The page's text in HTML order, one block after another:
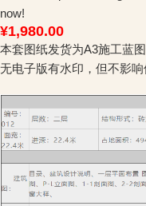
now!
¥1,980.00
本套图纸发货为A3施工蓝
无电子版有水印，但不影响